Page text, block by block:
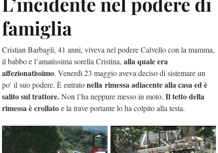
famiglia
Cristian Barbagli, 41 anni, viveva nel podere Calvello con la mamma,
il babbo e l’amatissima sorella Cristina, alla quale era
affezionatissimo. Venerdì 23 maggio aveva deciso di sistemare un
po’ il suo podere. È entratonella rimessa adiacente alla casa ed è
salito sul trattore.Non l’ha neppure messo in moto. Il tetto della
rimessa è crollatoe la trave portante lo ha colpito alla testa.